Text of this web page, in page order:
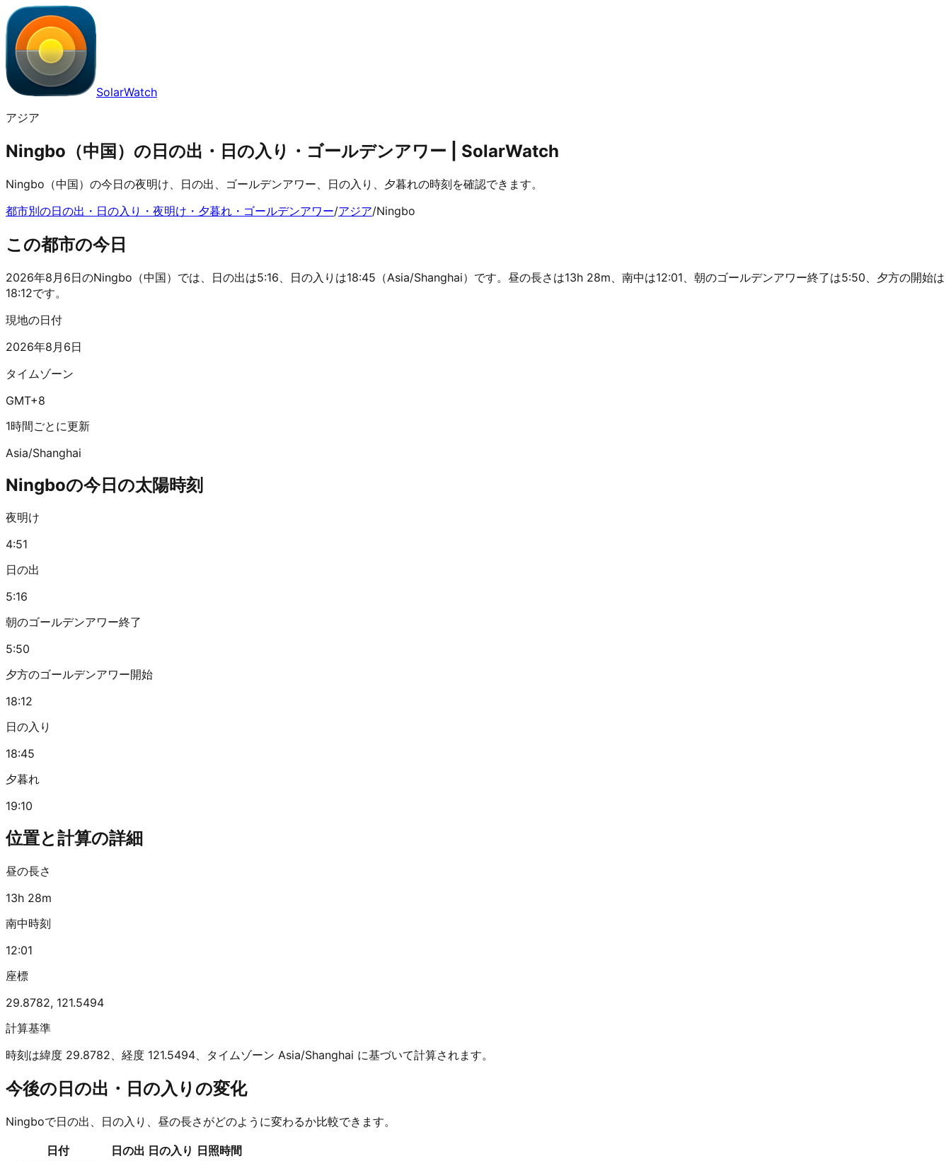
SolarWatch
アジア
Ningbo（中国）の日の出・日の入り・ゴールデンアワー | SolarWatch
Ningbo（中国）の今日の夜明け、日の出、ゴールデンアワー、日の入り、夕暮れの時刻を確認できます。
都市別の日の出・日の入り・夜明け・夕暮れ・ゴールデンアワー/アジア/Ningbo
この都市の今日
2026年8月6日のNingbo（中国）では、日の出は5:16、日の入りは18:45（Asia/Shanghai）です。昼の長さは13h 28m、南中は12:01、朝のゴールデンアワー終了は5:50、夕方の開始は
18:12です。
現地の日付
2026年8月6日
タイムゾーン
GMT+8
1時間ごとに更新
Asia/Shanghai
Ningboの今日の太陽時刻
夜明け
4:51
日の出
5:16
朝のゴールデンアワー終了
5:50
夕方のゴールデンアワー開始
18:12
日の入り
18:45
夕暮れ
19:10
位置と計算の詳細
昼の長さ
13h 28m
南中時刻
12:01
座標
29.8782, 121.5494
計算基準
時刻は緯度 29.8782、経度 121.5494、タイムゾーン Asia/Shanghai に基づいて計算されます。
今後の日の出・日の入りの変化
Ningboで日の出、日の入り、昼の長さがどのように変わるか比較できます。
日付 日の出 日の入り 日照時間